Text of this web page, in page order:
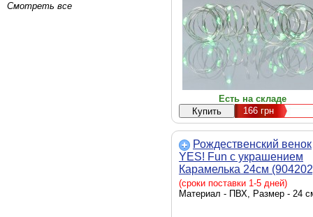
Смотреть все
Есть на складе
166грн
Рождественский венок
YES! Fun с украшением
Карамелька 24см
(сроки поставки 1-5 дней)
Материал - ПВХ, Размер - 24